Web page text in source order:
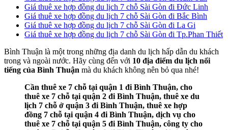
Giá thuê xe hợp đồng du lịch 7 chỗ Sài Gòn đi Đức Linh
Giá thuê xe hợp đồng du lịch 7 chỗ Sài Gòn đi Bắc Bình
Giá thuê xe hợp đồng du lịch 7 chỗ Sài Gòn đi La Gi
Giá thuê xe hợp đồng du lịch 7 chỗ Sài Gòn đi Tp.Phan Thiết
Bình Thuận là một trong những địa danh du lịch hấp dẫn du khách
trong và ngoài nước. Hãy cùng đến với 10 địa điểm du lịch nổi
tiếng của Bình Thuận mà du khách không nên bỏ qua nhé!
Cần thuê xe 7 chỗ tại quận 1 đi Bình Thuận, cho
thuê xe 7 chỗ tại quận 2 đi Bình Thuận, thuê xe du
lịch 7 chỗ ở quận 3 đi Bình Thuận, thuê xe hợp
đồng 7 chỗ tại quận 4 đi Bình Thuận, dịch vụ cho
thuê xe 7 chỗ tại quận 5 đi Bình Thuận, công ty cho